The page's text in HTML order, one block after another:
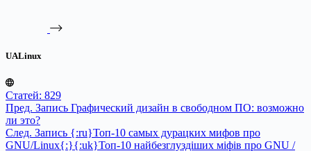
UALinux
Статей: 829
Пред. Запись Графический дизайн в свободном ПО: возможно
ли это?
След. Запись {:ru}Топ-10 самых дурацких мифов про
GNU/Linux{:}{:uk}Топ-10 найбезглуздіших міфів про GNU /